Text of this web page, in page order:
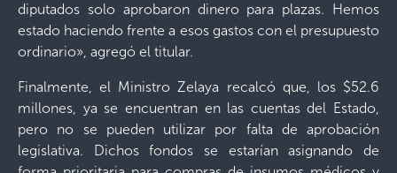
diputados solo aprobaron dinero para plazas. Hemos
estado haciendo frente a esos gastos con el presupuesto
ordinario», agregó el titular.
Finalmente, el Ministro Zelaya recalcó que, los $52.6
millones, ya se encuentran en las cuentas del Estado,
pero no se pueden utilizar por falta de aprobación
legislativa. Dichos fondos se estarían asignando de